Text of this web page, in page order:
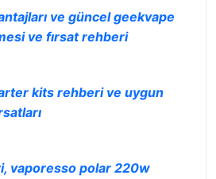
ve güncel geekvape
ve fırsat rehberi
kits rehberi ve uygun
vaporesso polar 220w